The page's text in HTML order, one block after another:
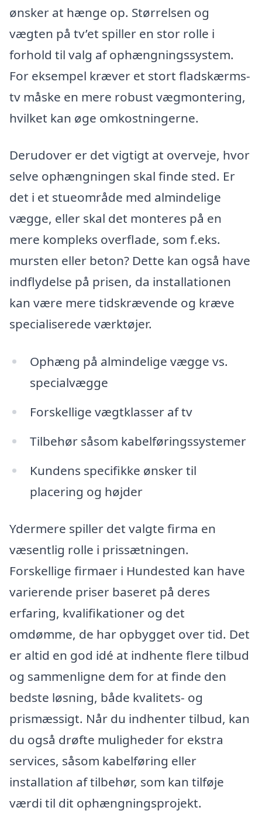
ønsker at hænge op. Størrelsen og
vægten på tv’et spiller en stor rolle i
forhold til valg af ophængningssystem.
For eksempel kræver et stort fladskærms-
tv måske en mere robust vægmontering,
hvilket kan øge omkostningerne.
Derudover er det vigtigt at overveje, hvor
selve ophængningen skal finde sted. Er
det i et stueområde med almindelige
vægge, eller skal det monteres på en
mere kompleks overflade, som f.eks.
mursten eller beton? Dette kan også have
indflydelse på prisen, da installationen
kan være mere tidskrævende og kræve
specialiserede værktøjer.
Ophæng på almindelige vægge vs.
specialvægge
Forskellige vægtklasser af tv
Tilbehør såsom kabelføringssystemer
Kundens specifikke ønsker til
placering og højder
Ydermere spiller det valgte firma en
væsentlig rolle i prissætningen.
Forskellige firmaer i Hundested kan have
varierende priser baseret på deres
erfaring, kvalifikationer og det
omdømme, de har opbygget over tid. Det
er altid en god idé at indhente flere tilbud
og sammenligne dem for at finde den
bedste løsning, både kvalitets- og
prismæssigt. Når du indhenter tilbud, kan
du også drøfte muligheder for ekstra
services, såsom kabelføring eller
installation af tilbehør, som kan tilføje
værdi til dit ophængningsprojekt.